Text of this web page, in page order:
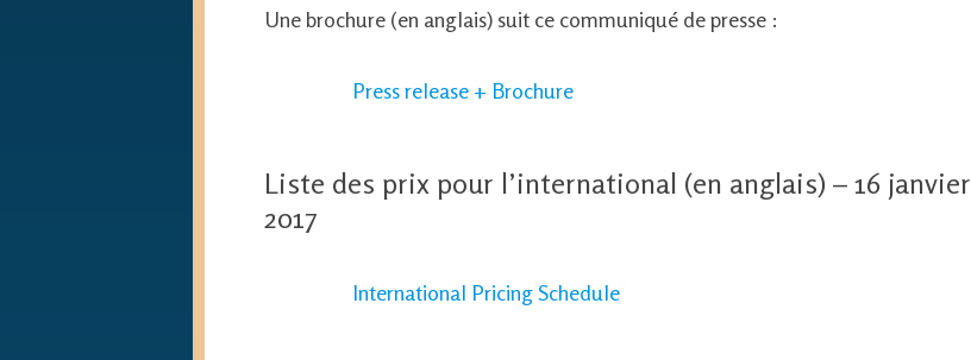
Une brochure (en anglais) suit ce communiqué de presse :
Press release + Brochure
Liste des prix pour l’international (en anglais) – 16 janvier
2017
International Pricing Schedule